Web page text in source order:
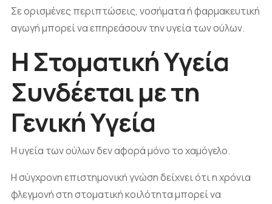
Σε ορισμένες περιπτώσεις, νοσήματα ή φαρμακευτική
αγωγή μπορεί να επηρεάσουν την υγεία των ούλων.
Η Στοματική Υγεία
Συνδέεται με τη
Γενική Υγεία
Η υγεία των ούλων δεν αφορά μόνο το χαμόγελο.
Η σύγχρονη επιστημονική γνώση δείχνει ότι η χρόνια
φλεγμονή στη στοματική κοιλότητα μπορεί να